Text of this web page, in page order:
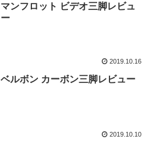
マンフロット ビデオ三脚レビュ
ー
2019.10.16
ベルボン カーボン三脚レビュー
2019.10.10